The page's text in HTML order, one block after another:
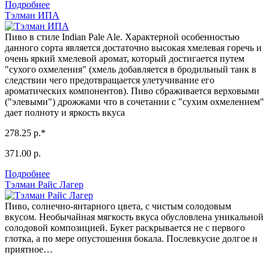
Подробнее
Тэлман ИПА
Пиво в стиле Indian Pale Ale. Характерной особенностью
данного сорта является достаточно высокая хмелевая горечь и
очень яркий хмелевой аромат, который достигается путем
"сухого охмеления" (хмель добавляется в бродильный танк в
следствии чего предотвращается улетучивание его
ароматических компонентов). Пиво сбраживается верховыми
("элевыми") дрожжами что в сочетании с "сухим охмелением"
дает полноту и яркость вкуса
278.25 р.*
371.00 р.
Подробнее
Тэлман Райс Лагер
Пиво, солнечно-янтарного цвета, с чистым солодовым
вкусом. Необычайная мягкость вкуса обусловлена уникальной
солодовой композицией. Букет раскрывается не с первого
глотка, а по мере опустошения бокала. Послевкусие долгое и
приятное…